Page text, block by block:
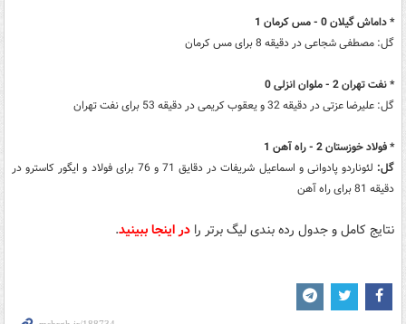
* داماش گیلان 0 - مس کرمان 1
گل: مصطفی شجاعی در دقیقه 8 برای مس کرمان
* نفت تهران 2 - ملوان انزلی 0
گل: علیرضا عزتی در دقیقه 32 و یعقوب کریمی در دقیقه 53 برای نفت تهران
* فولاد خوزستان 2 - راه آهن 1
گل:
لئوناردو پادوانی و اسماعیل شریفات در دقایق 71 و 76 برای فولاد و ایگور کاسترو در
دقیقه 81 برای راه آهن
نتایج کامل و جدول رده بندی لیگ برتر را در اینجا ببینید.